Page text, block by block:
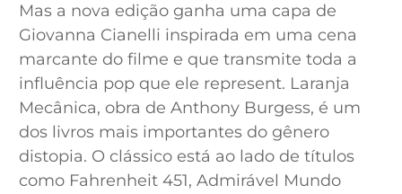
Mas a nova edição ganha uma capa de
Giovanna Cianelli inspirada em uma cena
marcante do filme e que transmite toda a
influência pop que ele represent. Laranja
Mecânica, obra de Anthony Burgess, é um
dos livros mais importantes do gênero
distopia. O clássico está ao lado de títulos
como Fahrenheit 451, Admirável Mundo